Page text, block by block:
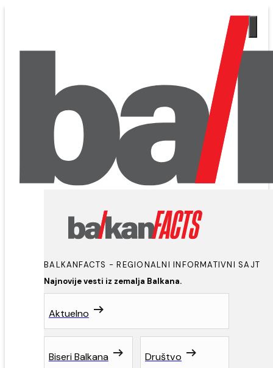
Najnovije vesti iz zemalja Balkana.
BALKANFACTS - REGIONALNI INFORMATIVNI SAJT
Aktuelno
Biseri Balkana Društvo